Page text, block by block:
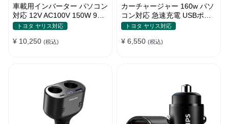
車載用インバーター パソコン
対応 12V AC100V 150W 9重
保護 ディスプレイ付き 静音
トヨタ ヤリス対応
¥ 10,250 (税込)
カーチャージャー 160w パソ
コン対応 急速充電 USBポー
ト3つ Type-C シガーソケッ
トヨタ ヤリス対応
¥ 6,550 (税込)